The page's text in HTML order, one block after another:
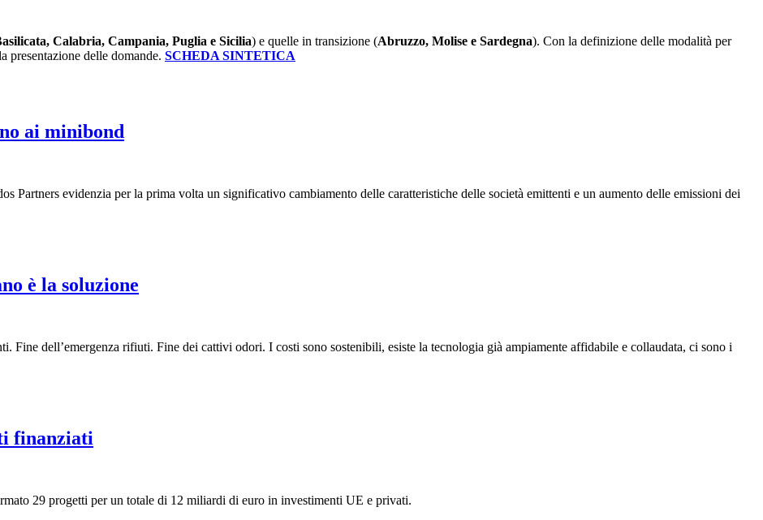
Calabria, Campania, Puglia e Sicilia) e quelle in transizione (Abruzzo, Molise e Sardegna). Con la definizione delle modalità per
presentazione delle domande. SCHEDA SINTETICA
ai minibond
Partners evidenzia per la prima volta un significativo cambiamento delle caratteristiche delle società emittenti e un aumento delle emissioni dei
è la soluzione
Fine dell’emergenza rifiuti. Fine dei cattivi odori. I costi sono sostenibili, esiste la tecnologia già ampiamente affidabile e collaudata, ci sono i
finanziati
29 progetti per un totale di 12 miliardi di euro in investimenti UE e privati.